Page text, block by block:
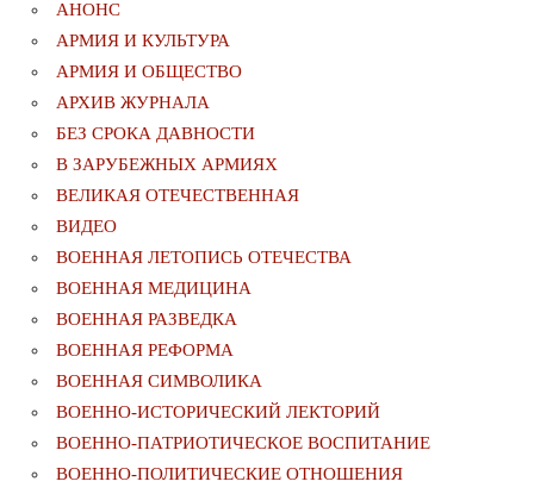
АНОНС
АРМИЯ И КУЛЬТУРА
АРМИЯ И ОБЩЕСТВО
АРХИВ ЖУРНАЛА
БЕЗ СРОКА ДАВНОСТИ
В ЗАРУБЕЖНЫХ АРМИЯХ
ВЕЛИКАЯ ОТЕЧЕСТВЕННАЯ
ВИДЕО
ВОЕННАЯ ЛЕТОПИСЬ ОТЕЧЕСТВА
ВОЕННАЯ МЕДИЦИНА
ВОЕННАЯ РАЗВЕДКА
ВОЕННАЯ РЕФОРМА
ВОЕННАЯ СИМВОЛИКА
ВОЕННО-ИСТОРИЧЕСКИЙ ЛЕКТОРИЙ
ВОЕННО-ПАТРИОТИЧЕСКОЕ ВОСПИТАНИЕ
ВОЕННО-ПОЛИТИЧЕСКИE ОТНОШЕНИЯ